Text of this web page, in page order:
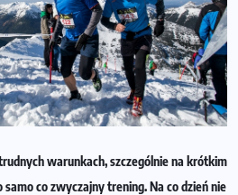
warunkach, szczególnie na krótkim
co zwyczajny trening. Na co dzień nie